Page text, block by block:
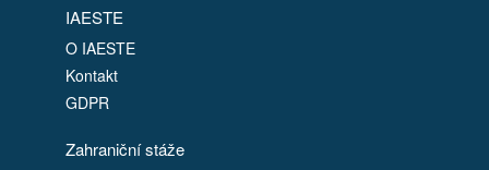
IAESTE
O IAESTE
Kontakt
GDPR
Zahraniční stáže